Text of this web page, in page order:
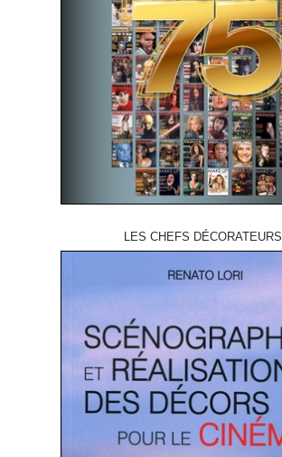
LES CHEFS DÉCORATEURS